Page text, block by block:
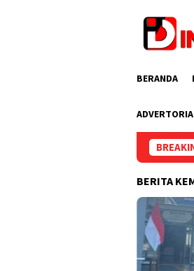
BERANDA
Semarak HUT RI ke-
BERITA